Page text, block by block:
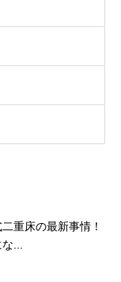
重床の最新事情！
...